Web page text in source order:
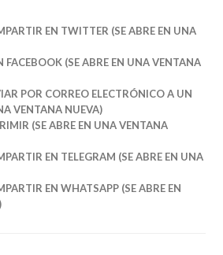
EN TWITTER (SE ABRE EN UNA
FACEBOOK (SE ABRE EN UNA VENTANA
POR CORREO ELECTRÓNICO A UN
VENTANA NUEVA)
(SE ABRE EN UNA VENTANA
EN TELEGRAM (SE ABRE EN UNA
EN WHATSAPP (SE ABRE EN